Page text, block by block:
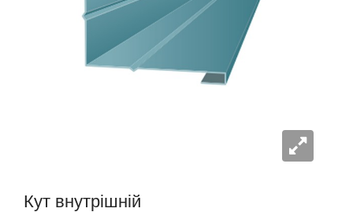
Кут внутрішній